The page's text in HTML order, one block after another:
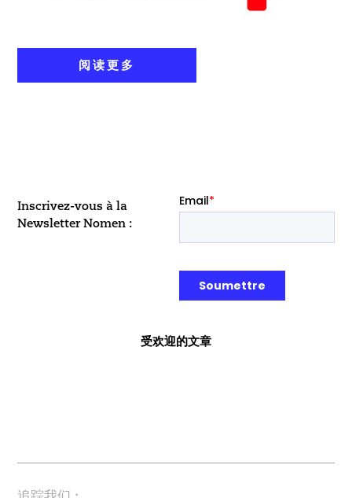
Inscrivez-vous à la
Newsletter Nomen :
受欢迎的文章
阅读更多